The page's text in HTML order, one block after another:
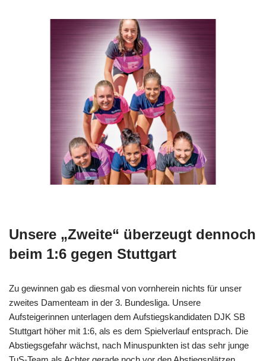
Unsere „Zweite“ überzeugt dennoch
beim 1:6 gegen Stuttgart
Zu gewinnen gab es diesmal von vornherein nichts für unser
zweites Damenteam in der 3. Bundesliga. Unsere
Aufsteigerinnen unterlagen dem Aufstiegskandidaten DJK SB
Stuttgart höher mit 1:6, als es dem Spielverlauf entsprach. Die
Abstiegsgefahr wächst, nach Minuspunkten ist das sehr junge